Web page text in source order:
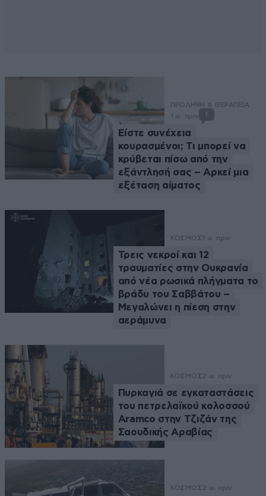
ΠΡΟΛΗΨΗ & ΘΕΡΑΠΕΙΑ
1 ω. πριν
Είστε συνέχεια
κουρασμένοι; Τι μπορεί να
κρύβεται πίσω από την
εξάντλησή σας – Αρκεί μια
εξέταση αίματος
ΚΟΣΜΟΣ 1 ω. πριν
Τρεις νεκροί και 12
τραυματίες στην Ουκρανία
από νέα ρωσικά πλήγματα το
βράδυ του Σαββάτου –
Μεγαλώνει η πίεση στην
αεράμυνα
ΚΟΣΜΟΣ2 ω. πριν
Πυρκαγιά σε εγκαταστάσεις
του πετρελαϊκού κολοσσού
Aramco στην Τζιζάν της
Σαουδικής Αραβίας
ΚΟΣΜΟΣ2 ω. πριν